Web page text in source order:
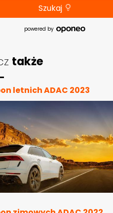
Szukaj
powered by
także
letnich ADAC 2023